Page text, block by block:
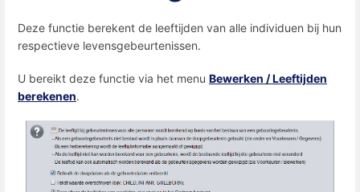
Deze functie berekent de leeftijden van alle individuen bij hun
respectieve levensgebeurtenissen.
U bereikt deze functie via het menu Bewerken / Leeftijden
berekenen.